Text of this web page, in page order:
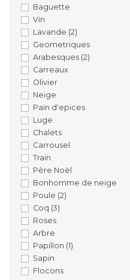
Baguette
Vin
Lavande (2)
Geometriques
Arabesques (2)
Carreaux
Olivier
Neige
Pain d'epices
Luge
Chalets
Carrousel
Train
Père Noël
Bonhomme de neige
Poule (2)
Coq (3)
Roses
Arbre
Papillon (1)
Sapin
Flocons